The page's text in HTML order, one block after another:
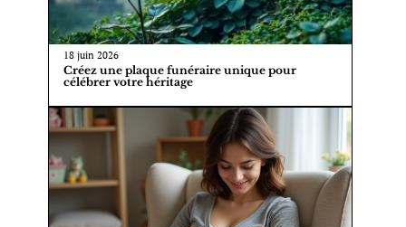
18 juin 2026
Créez une plaque funéraire unique pour
célébrer votre héritage